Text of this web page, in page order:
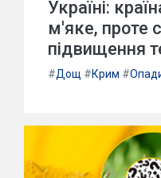
Україні:
м'яке, проте
підвищення
#Дощ #Крим #